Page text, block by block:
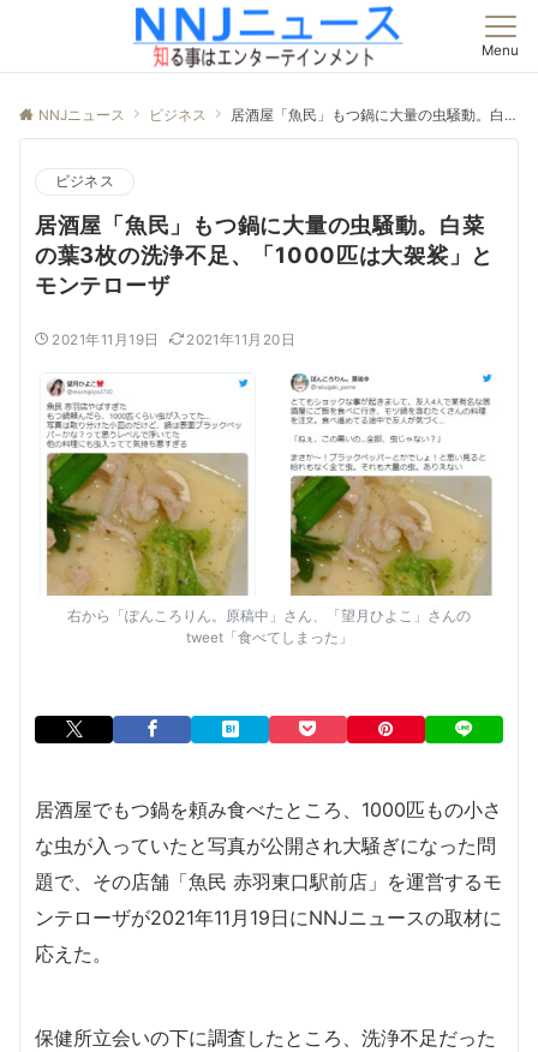
Menu
NNJニュース ビジネス 居酒屋「魚民」もつ鍋に大量の虫騒動。白菜の葉3枚の洗浄不足、「1000匹は大袈裟」とモンテローザ
ビジネス
居酒屋「魚民」もつ鍋に大量の虫騒動。白菜
の葉3枚の洗浄不足、「1000匹は大袈裟」と
モンテローザ
2021年11月19日 2021年11月20日
右から「ぽんころりん。原稿中」さん、「望月ひよこ」さんの
tweet「食べてしまった」
居酒屋でもつ鍋を頼み食べたところ、1000匹もの小さ
な虫が入っていたと写真が公開され大騒ぎになった問
題で、その店舗「魚民 赤羽東口駅前店」を運営するモ
ンテローザが2021年11月19日にNNJニュースの取材に
応えた。
保健所立会いの下に調査したところ、洗浄不足だった